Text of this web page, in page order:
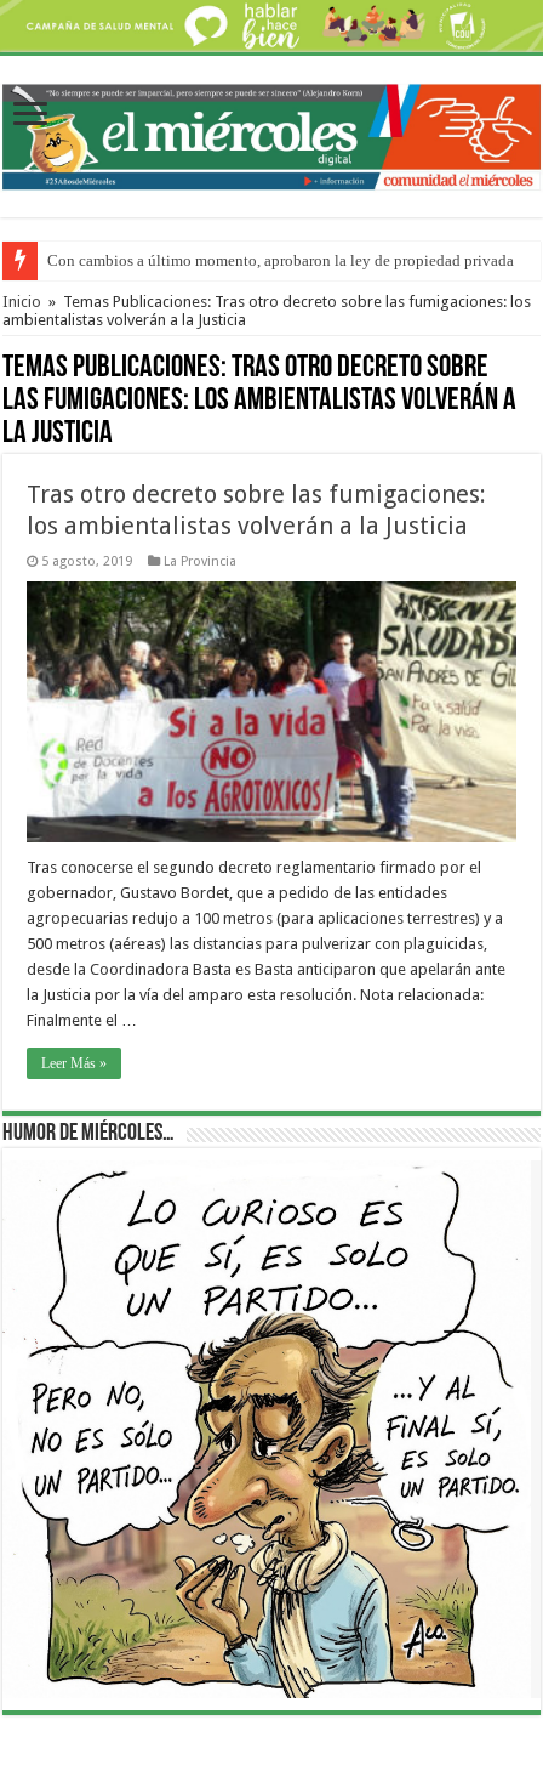
Con cambios a último momento, aprobaron la ley de propiedad privada
Adopción en Entre Ríos: el 35% de los 90 niños, niñas y adolescentes que
Inicio » Temas Publicaciones: Tras otro decreto sobre las fumigaciones: los
ambientalistas volverán a la Justicia
Temas Publicaciones:Tras otro decreto sobre
las fumigaciones: los ambientalistas volverán a
la Justicia
Tras otro decreto sobre las fumigaciones:
los ambientalistas volverán a la Justicia
5 agosto, 2019 La Provincia
Tras conocerse el segundo decreto reglamentario firmado por el
gobernador, Gustavo Bordet, que a pedido de las entidades
agropecuarias redujo a 100 metros (para aplicaciones terrestres) y a
500 metros (aéreas) las distancias para pulverizar con plaguicidas,
desde la Coordinadora Basta es Basta anticiparon que apelarán ante
la Justicia por la vía del amparo esta resolución. Nota relacionada:
Finalmente el …
Leer Más »
Humor de Miércoles…